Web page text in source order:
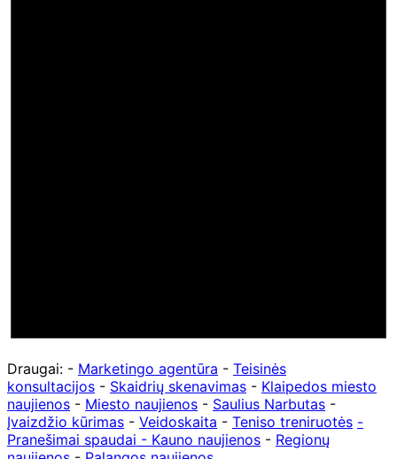
Draugai: - Marketingo agentūra - Teisinės
konsultacijos - Skaidrių skenavimas - Klaipedos miesto
naujienos - Miesto naujienos - Saulius Narbutas -
Įvaizdžio kūrimas - Veidoskaita - Teniso treniruotės -
Pranešimai spaudai - Kauno naujienos - Regionų